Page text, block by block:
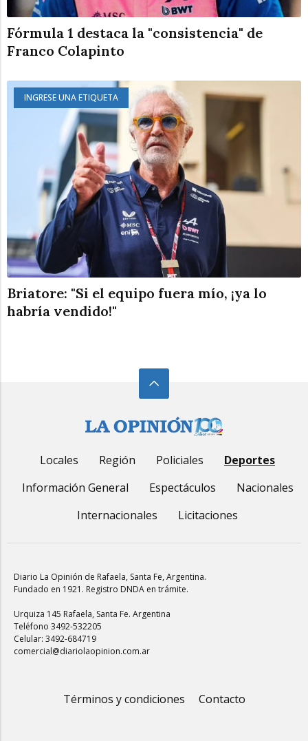
Fórmula 1 destaca la "consistencia" de
Franco Colapinto
INGRESE UNA ETIQUETA
Briatore: "Si el equipo fuera mío, ¡ya lo
habría vendido!"
Locales Región Policiales
Deportes
Información General
Espectáculos
Nacionales
Internacionales
Licitaciones
Diario La Opinión de Rafaela, Santa Fe, Argentina.
Fundado en 1921. Registro DNDA en trámite.
Urquiza 145 Rafaela, Santa Fe. Argentina
Teléfono 3492-532205
Celular: 3492-684719
comercial@diariolaopinion.com.ar
Términos y condiciones Contacto